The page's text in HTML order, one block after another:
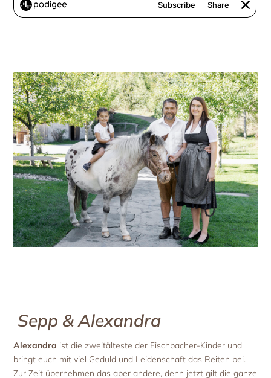
Sepp & Alexandra
Alexandra ist die zweitälteste der Fischbacher-Kinder und
bringt euch mit viel Geduld und Leidenschaft das Reiten bei.
Zur Zeit übernehmen das aber andere, denn jetzt gilt die ganze